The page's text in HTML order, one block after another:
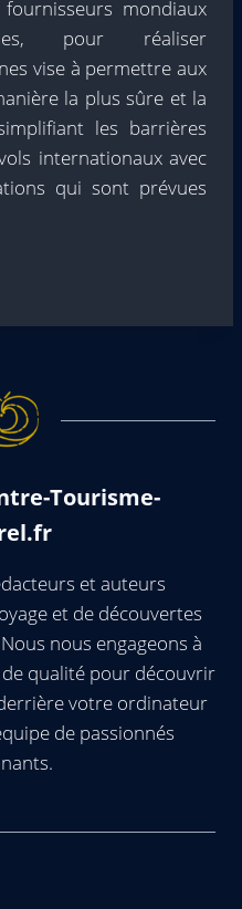
mondiaux
pour réaliser
vise à permettre aux
la plus sûre et la
les barrières
internationaux avec
qui sont prévues
Tourisme-
et auteurs
et de découvertes
nous engageons à
qualité pour découvrir
votre ordinateur
de passionnés